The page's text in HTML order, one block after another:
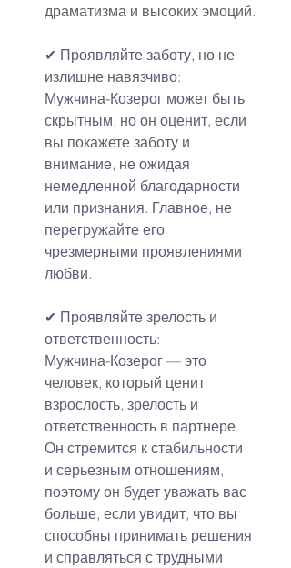
драматизма и высоких эмоций.
✔ Проявляйте заботу, но не
излишне навязчиво:
Мужчина-Козерог может быть
скрытным, но он оценит, если
вы покажете заботу и
внимание, не ожидая
немедленной благодарности
или признания. Главное, не
перегружайте его
чрезмерными проявлениями
любви.
✔ Проявляйте зрелость и
ответственность:
Мужчина-Козерог — это
человек, который ценит
взрослость, зрелость и
ответственность в партнере.
Он стремится к стабильности
и серьезным отношениям,
поэтому он будет уважать вас
больше, если увидит, что вы
способны принимать решения
и справляться с трудными